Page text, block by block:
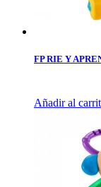
FP RIE Y
Añadir al